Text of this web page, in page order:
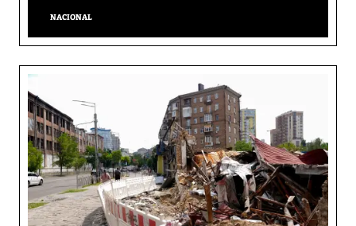
NACIONAL